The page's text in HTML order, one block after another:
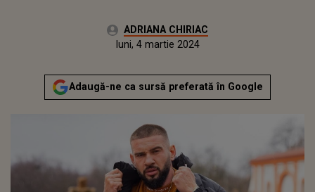
Autor:ADRIANA CHIRIAC
sâmbătă, 4 martie 2023Actualizat:
luni, 4 martie 2024
Adaugă-ne ca sursă preferată în Google